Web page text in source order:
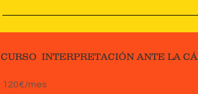
CURSO INTERPRETACIÓN ANTE LA
120€/mes